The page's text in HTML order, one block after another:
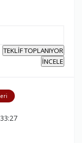
TEKLİF TOPLANIYOR
İNCELE